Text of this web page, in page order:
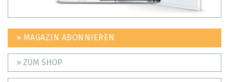
» MAGAZIN ABONNIEREN
» ZUM SHOP